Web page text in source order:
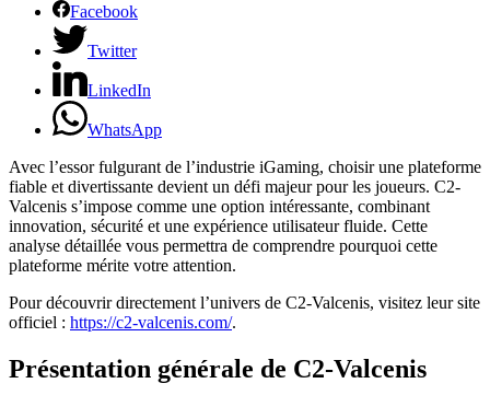
Facebook
Twitter
LinkedIn
WhatsApp
Avec l’essor fulgurant de l’industrie iGaming, choisir une plateforme
fiable et divertissante devient un défi majeur pour les joueurs. C2-
Valcenis s’impose comme une option intéressante, combinant
innovation, sécurité et une expérience utilisateur fluide. Cette
analyse détaillée vous permettra de comprendre pourquoi cette
plateforme mérite votre attention.
Pour découvrir directement l’univers de C2-Valcenis, visitez leur site
officiel : https://c2-valcenis.com/.
Présentation générale de C2-Valcenis